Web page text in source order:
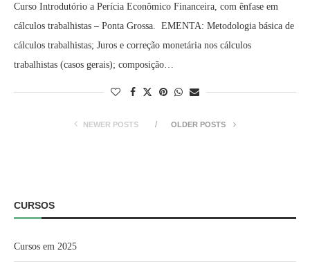
Curso Introdutório a Perícia Econômico Financeira, com ênfase em
cálculos trabalhistas – Ponta Grossa. EMENTA: Metodologia básica de
cálculos trabalhistas; Juros e correção monetária nos cálculos
trabalhistas (casos gerais); composição…
NEWER POSTS OLDER POSTS
CURSOS
Cursos em 2025